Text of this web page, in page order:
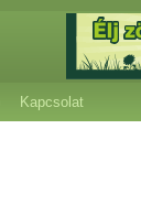
Kapcsolat